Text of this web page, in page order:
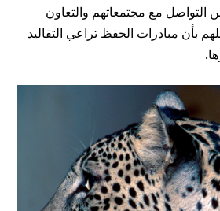
التواصل مع مجتمعاتهم والتعاون
بأن مبادرات الحفظ تراعي التقاليد